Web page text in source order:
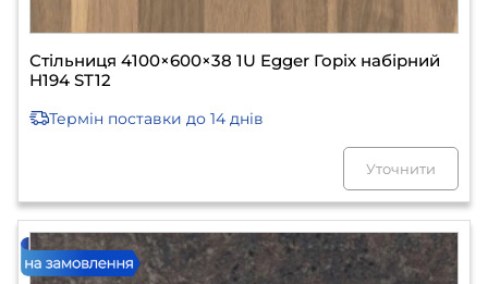
Стільниця 4100×600×38 1U Egger Горіх набірний
H194 ST12
Термін поставки до 14 днів
Уточнити